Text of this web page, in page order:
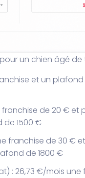
un chien âgé de
et un
de 20 € et
1500 €
franchise de 30 €
de 1800 €
: 26,73 €/mois